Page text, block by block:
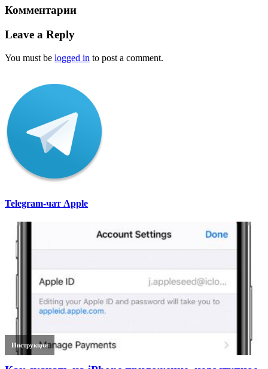
Комментарии
Leave a Reply
You must be logged in to post a comment.
Telegram-чат Apple
Инструкции